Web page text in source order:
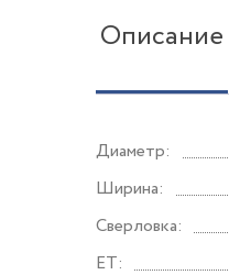
Описание
Диаметр:
Ширина:
Сверловка:
ET: